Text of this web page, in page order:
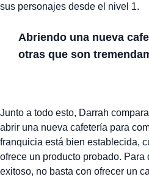
sus personajes desde el nivel 1.
Abriendo una nueva
otras que son
Junto a todo esto, Darrah
abrir una nueva cafetería para
franquicia está bien establecida,
ofrece un producto probado.
exitoso, no basta con ofrecer un